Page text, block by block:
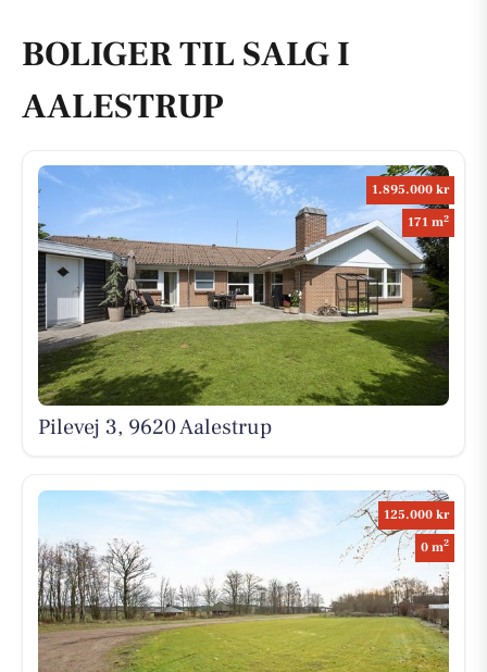
BOLIGER TIL SALG I
AALESTRUP
1.895.000 kr
171 m2
Pilevej 3, 9620 Aalestrup
125.000 kr
0 m2